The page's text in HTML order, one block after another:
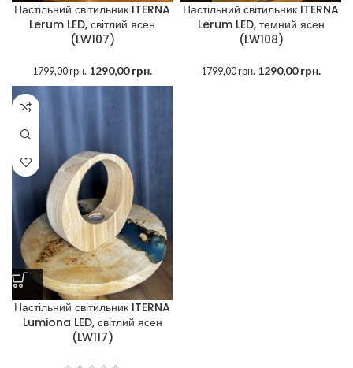
Настільний світильник ITERNA
Lerum LED, світлий ясен
(LW107)
1799,00грн. 1290,00грн.
Настільний світильник ITERNA
Lerum LED, темний ясен
(LW108)
1799,00грн. 1290,00грн.
Настільний світильник ITERNA
Lumiona LED, світлий ясен
(LW117)